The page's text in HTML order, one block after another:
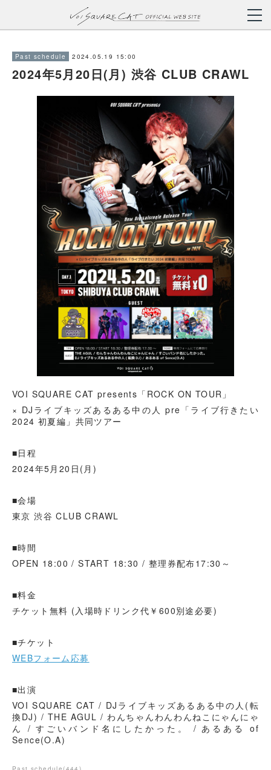
Past schedule 2024.05.19 15:00
2024年5月20日(月) 渋谷 CLUB CRAWL
VOI SQUARE CAT presents「ROCK ON TOUR」
× DJライブキッズあるある中の人 pre「ライブ行きたい
2024 初夏編」共同ツアー
■日程
2024年5月20日(月)
■会場
東京 渋谷 CLUB CRAWL
■時間
OPEN 18:00 / START 18:30 / 整理券配布17:30～
■料金
チケット無料 (入場時ドリンク代￥600別途必要)
■チケット
WEBフォーム応募
■出演
VOI SQUARE CAT / DJライブキッズあるある中の人(転
換DJ) / THE AGUL / わんちゃんわんわんねこにゃんにゃ
ん / すごいバンド名にしたかった。 / あるある of
Sence(O.A)